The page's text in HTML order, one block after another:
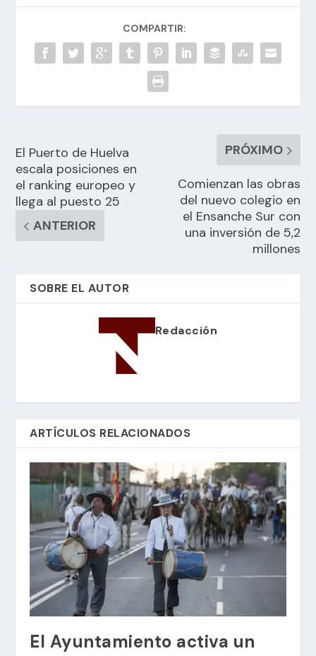
COMPARTIR:
El Puerto de Huelva
escala posiciones en
el ranking europeo y
llega al puesto 25
ANTERIOR
PRÓXIMO
Comienzan las obras
del nuevo colegio en
el Ensanche Sur con
una inversión de 5,2
millones
SOBRE EL AUTOR
Redacción
ARTÍCULOS RELACIONADOS
El Ayuntamiento activa un